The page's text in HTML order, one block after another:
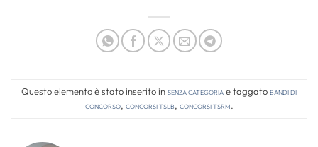
Questo elemento è stato inserito inSenza categoriae taggatobandi di
concorso, concorsi tslb, concorsi tsrm.